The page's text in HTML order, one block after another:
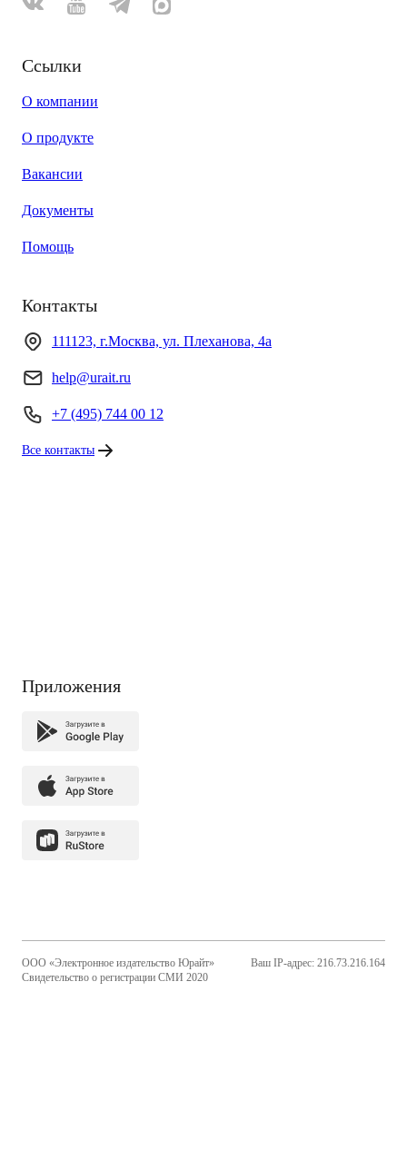
Ссылки
О компании
О продукте
Вакансии
Документы
Помощь
Контакты
111123, г.Москва, ул. Плеханова, 4а
help@urait.ru
+7 (495) 744 00 12
Все контакты
Приложения
ООО «Электронное издательство Юрайт»
Свидетельство о регистрации СМИ 2020
Ваш IP-адрес: 216.73.216.164